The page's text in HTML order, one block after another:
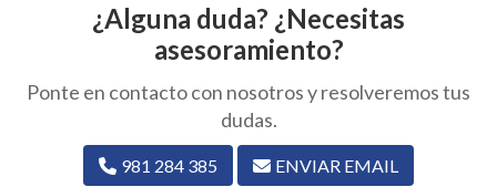
¿Alguna duda? ¿Necesitas
asesoramiento?
Ponte en contacto con nosotros y resolveremos tus
dudas.
981 284 385 ENVIAR EMAIL